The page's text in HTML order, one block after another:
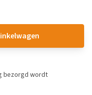
bezorgd wordt